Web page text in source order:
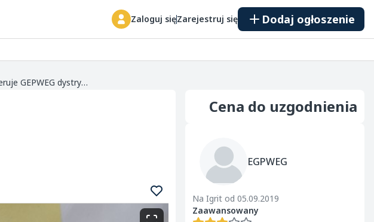
Zaloguj sięZarejestruj się Dodaj ogłoszenie
SHAKESPEARE nasiona cebuli ozimej firmy SAKATA oferuje GEPWEG dystrybutor nasion. Dostawa gratis. Płatność przy odbiorze. Zapraszamy do grupy na fb G
Cena do uzgodnienia
EGPWEG
Na Igrit od 05.09.2019
Zaawansowany